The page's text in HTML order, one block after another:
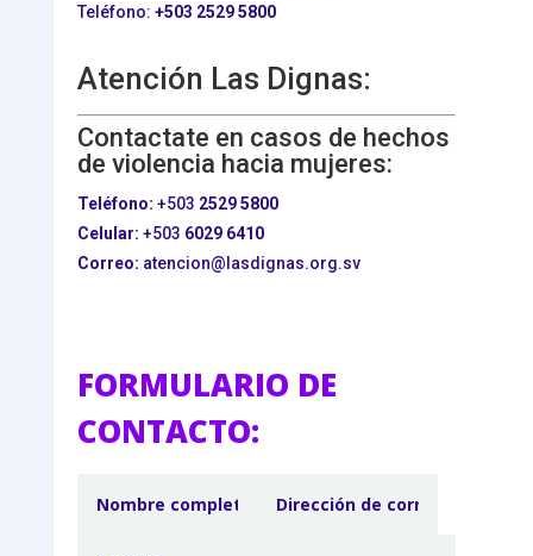
Teléfono: +503 2529 5800
Atención Las Dignas:
Contactate en casos de hechos
de violencia hacia mujeres:
Teléfono: +503 2529 5800
Celular: +503 6029 6410
Correo: atencion@lasdignas.org.sv
FORMULARIO DE
CONTACTO: